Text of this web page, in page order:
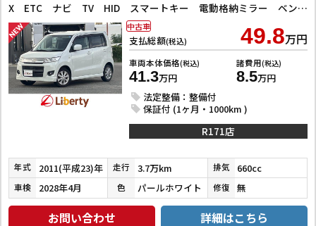
X ETC ナビ TV HID スマートキー 電動格納ミラー ベンチシート CVT 盗難防止システム ABS CD アルミホイール 衝突安全ボディ エアコン パワーステアリング パワーウィンドウ
支払総額(税込) 49.8万円
車両本体価格(税込)
41.3万円
諸費用(税込)
8.5万円
法定整備：整備付
保証付 (1ヶ月・1000km )
中古車
R171店
年式 2011(平成23)年 走行 3.7万km 排気 660cc
車検 2028年4月 色 パールホワイト 修復 無
お問い合わせ 詳細はこちら